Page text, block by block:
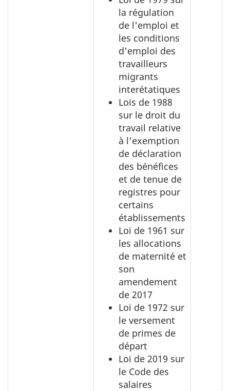
la régulation
de l'emploi et
les conditions
d'emploi des
travailleurs
migrants
interétatiques
Lois de 1988
sur le droit du
travail relative
à l'exemption
de déclaration
des bénéfices
et de tenue de
registres pour
certains
établissements
Loi de 1961 sur
les allocations
de maternité et
son
amendement
de 2017
Loi de 1972 sur
le versement
de primes de
départ
Loi de 2019 sur
le Code des
salaires